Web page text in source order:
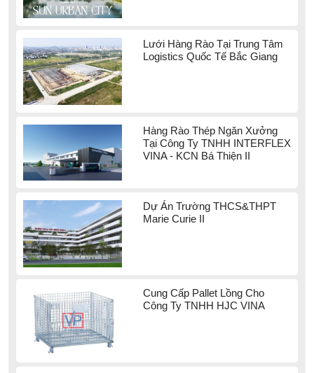
Lưới Hàng Rào Tại Trung Tâm
Logistics Quốc Tế Bắc Giang
Hàng Rào Thép Ngăn Xưởng
Tại Công Ty TNHH INTERFLEX
VINA - KCN Bá Thiện II
Dự Án Trường THCS&THPT
Marie Curie II
Cung Cấp Pallet Lồng Cho
Công Ty TNHH HJC VINA